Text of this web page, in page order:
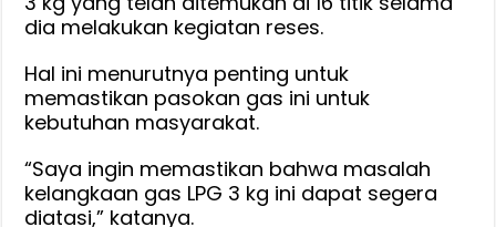
dia melakukan kegiatan reses.
Hal ini menurutnya penting untuk
memastikan pasokan gas ini untuk
kebutuhan masyarakat.
“Saya ingin memastikan bahwa masalah
kelangkaan gas LPG 3 kg ini dapat segera
diatasi,” katanya.